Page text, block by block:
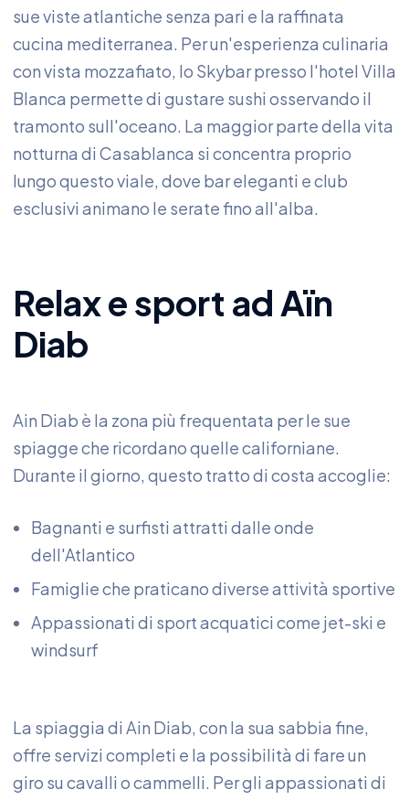
sue viste atlantiche senza pari e la raffinata
cucina mediterranea. Per un'esperienza culinaria
con vista mozzafiato, lo Skybar presso l'hotel Villa
Blanca permette di gustare sushi osservando il
tramonto sull'oceano. La maggior parte della vita
notturna di Casablanca si concentra proprio
lungo questo viale, dove bar eleganti e club
esclusivi animano le serate fino all'alba.
Relax e sport ad Aïn
Diab
Ain Diab è la zona più frequentata per le sue
spiagge che ricordano quelle californiane.
Durante il giorno, questo tratto di costa accoglie:
Bagnanti e surfisti attratti dalle onde
dell'Atlantico
Famiglie che praticano diverse attività sportive
Appassionati di sport acquatici come jet-ski e
windsurf
La spiaggia di Ain Diab, con la sua sabbia fine,
offre servizi completi e la possibilità di fare un
giro su cavalli o cammelli. Per gli appassionati di